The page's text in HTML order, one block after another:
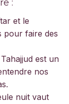
:
et le
pour faire des
Tahajjud est un
nos
nuit vaut